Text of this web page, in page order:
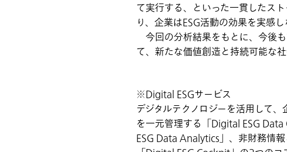
て実行する、といった一貫したス
り、企業はESG活動の効果を実感
今回の分析結果をもとに、今後
て、新たな価値創造と持続可能な
※Digital ESGサービス
デジタルテクノロジーを活用して
を一元管理する「Digital ESG
ESG Data Analytics」、非財務情